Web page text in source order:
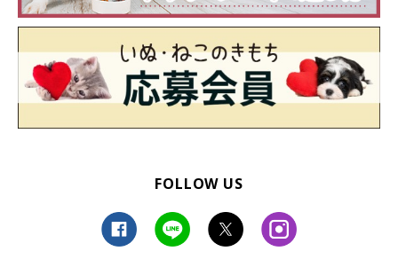
FOLLOW US